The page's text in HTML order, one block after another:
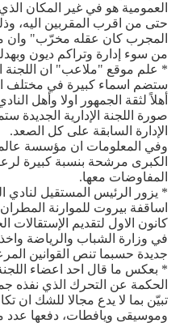
العمومية هو في غير المكان
حتى من اقرب المقربين اليه،
المجرب كان عقله مخرّب" وان
من سوء إدارة وتراكم ديون
* علم موقع "ملاعب" ان اللجنة
ستضم اسماء كبيرة في مختلف
أهلاً لثقة الجمهور اولا وأهل
صورة اللجنة الإدارية الجديدة
الإدارة السابقة على كل الصعد.
وفي المعلومات ان مؤسسة
الكبرى مرشحة بنسبة كبيرة
المفاوضات معها.
* يزور الرئيس المستقيل
كانون الاول لتقديم الإستقالات
في وزارة الشباب والرياضة واخذ
جديدة حسبما تنص القوانين
* بعكس ما قال احد اعضاء اللجنة
الحكمة عن التحرك الذي نفذه
تبيّن بما لا يدع مجالا للشك ان
وموسيقى ويافطات، دفعها عدد